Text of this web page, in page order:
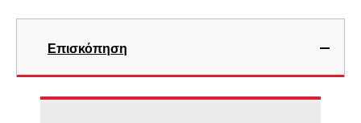
Επισκόπηση